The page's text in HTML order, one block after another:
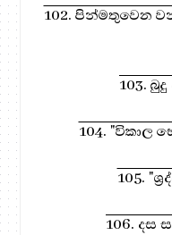
102. පින්මතුවෙන
103.
104. "විකාල
105.
106. දස